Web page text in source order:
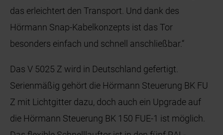
das erleichtert den Transport. Und dank des
Hörmann Snap-Kabelkonzepts ist das Tor
besonders einfach und schnell anschließbar.“
Das V 5025 Z wird in Deutschland gefertigt.
Serienmäßig gehört die Hörmann Steuerung BK FU
Z mit Lichtgitter dazu, doch auch ein Upgrade auf
die Hörmann Steuerung BK 150 FUE-1 ist möglich.